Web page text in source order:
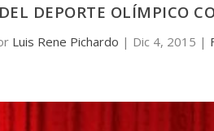
DEPORTE OLÍMPICO
Luis Rene Pichardo | Dic 4, 2015 |